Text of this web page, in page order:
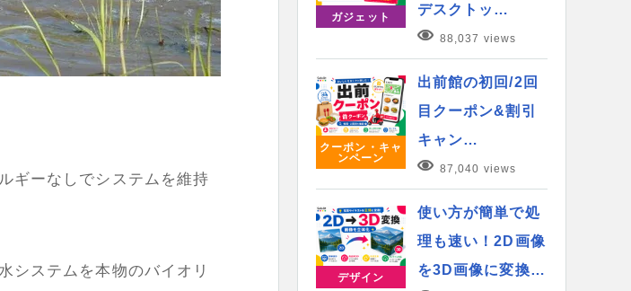
ギーなしでシステムを維持
システムを本物のバイオリ
ガジェット
デスクトッ…
88,037 views
クーポン・キャ
ンペーン
出前館の初回/2回
目クーポン&割引
キャン…
87,040 views
デザイン
使い方が簡単で処
理も速い！2D画像
を3D画像に変換…